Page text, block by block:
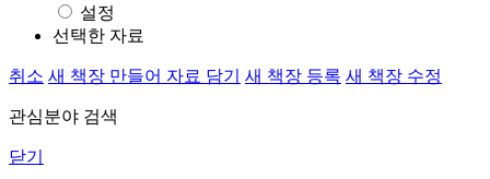
설정
선택한 자료
취소 새 책장 만들어 자료 담기 새 책장 등록 새 책장 수정
관심분야 검색
닫기